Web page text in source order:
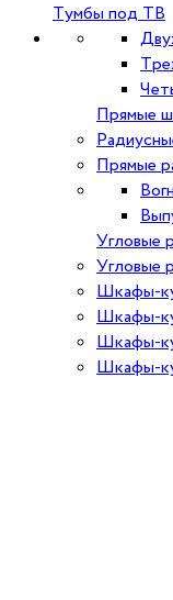
Тумбы под ТВ
Прямые
Прямые
Угловые
Угловые
Шкафы-
Шкафы-
Шкафы-
Шкафы-